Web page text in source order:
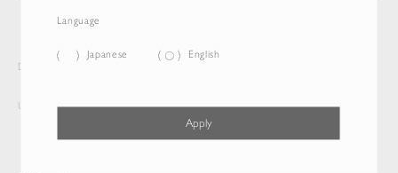
Language
Japanese English
Apply
Delivery destination and Language
United States Japanese